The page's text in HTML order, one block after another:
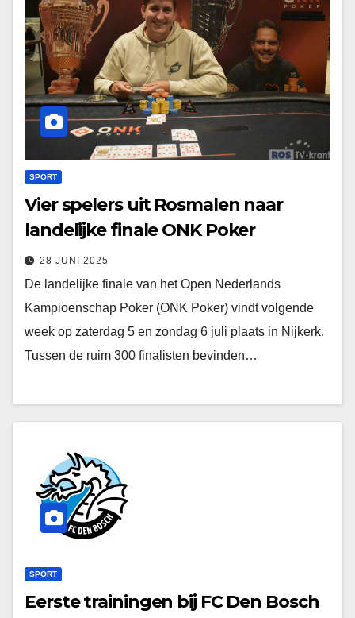
SPORT
Vier spelers uit Rosmalen naar
landelijke finale ONK Poker
28 JUNI 2025
De landelijke finale van het Open Nederlands
Kampioenschap Poker (ONK Poker) vindt volgende
week op zaterdag 5 en zondag 6 juli plaats in Nijkerk.
Tussen de ruim 300 finalisten bevinden…
SPORT
Eerste trainingen bij FC Den Bosch